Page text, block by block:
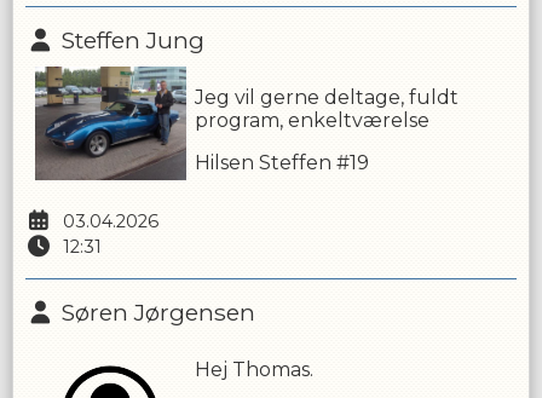
Steffen Jung
03.04.2026
12:31
Jeg vil gerne deltage, fuldt
program, enkeltværelse
Hilsen Steffen #19
Søren Jørgensen
Hej Thomas.